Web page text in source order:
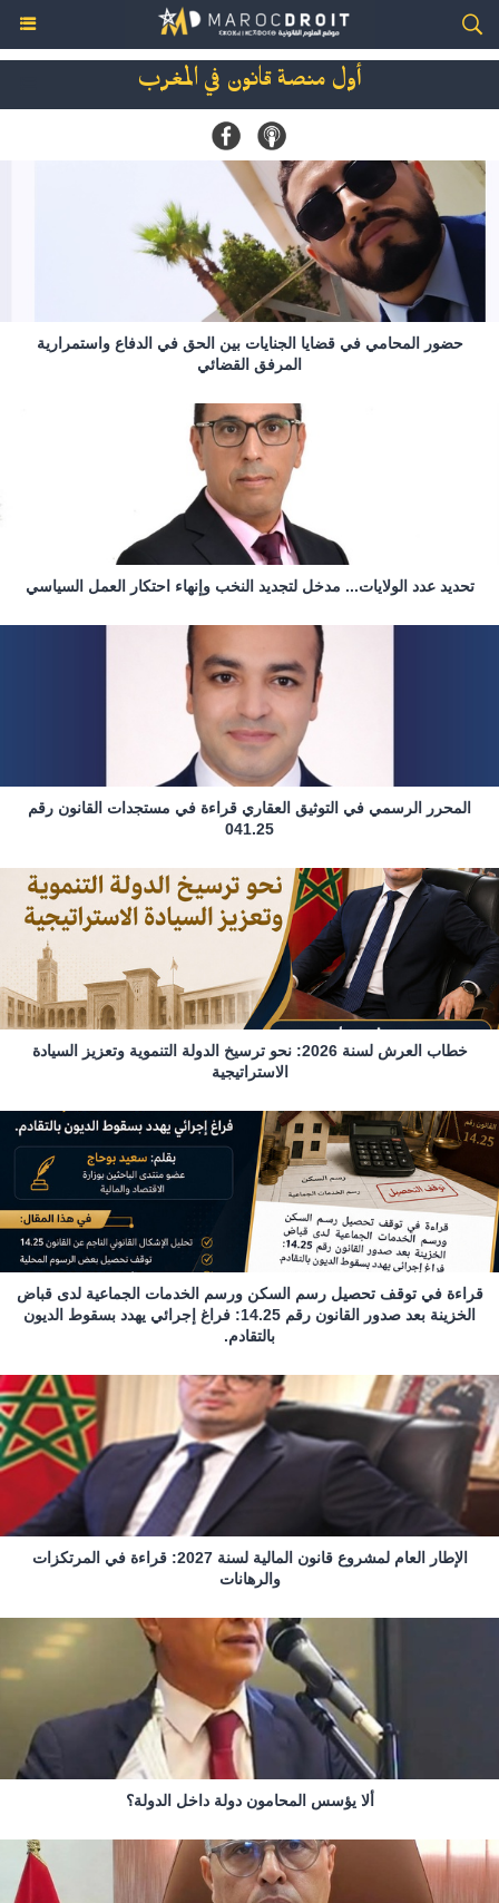
أول منصة قانون في المغرب
حضور المحامي في قضايا الجنايات بين الحق في الدفاع واستمرارية
المرفق القضائي
تحديد عدد الولايات... مدخل لتجديد النخب وإنهاء احتكار العمل السياسي
المحرر الرسمي في التوثيق العقاري قراءة في مستجدات القانون رقم
041.25
خطاب العرش لسنة 2026: نحو ترسيخ الدولة التنموية وتعزيز السيادة
الاستراتيجية
قراءة في توقف تحصيل رسم السكن ورسم الخدمات الجماعية لدى قباض
الخزينة بعد صدور القانون رقم 14.25: فراغ إجرائي يهدد بسقوط الديون
بالتقادم.
الإطار العام لمشروع قانون المالية لسنة 2027: قراءة في المرتكزات
والرهانات
ألا يؤسس المحامون دولة داخل الدولة؟